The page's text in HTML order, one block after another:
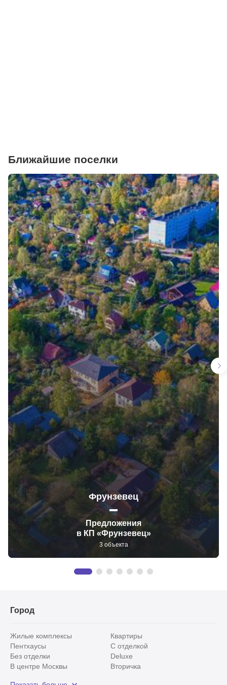
Ближайшие поселки
Фрунзевец
Предложения
в КП «Фрунзевец»
3 объекта
Город
Жилые комплексы
Квартиры
Пентхаусы
С отделкой
Без отделки
Deluxe
В центре Москвы
Вторичка